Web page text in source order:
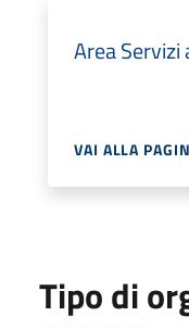
Area
VAI ALLA
Tipo di